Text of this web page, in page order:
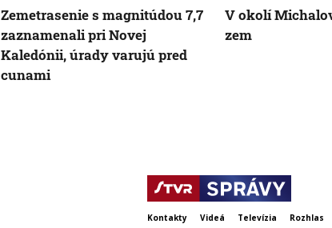
Zemetrasenie s magnitúdou 7,7
zaznamenali pri Novej
Kaledónii, úrady varujú pred
cunami
V okolí
zem
Kontakty Videá Televízia Rozhlas